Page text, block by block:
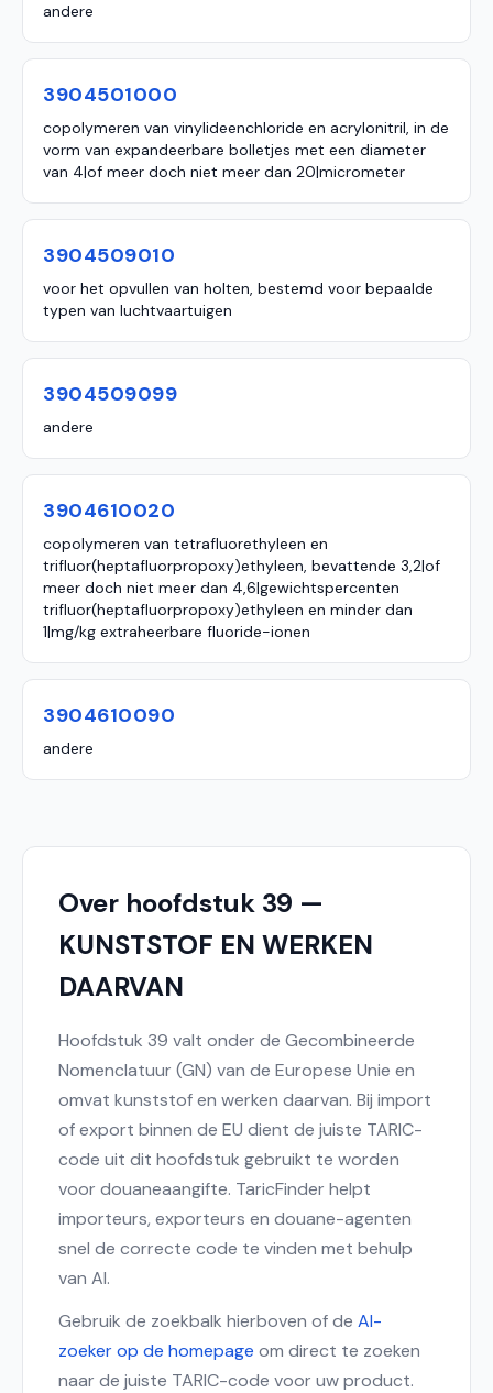
andere
3904501000
copolymeren van vinylideenchloride en acrylonitril, in de
vorm van expandeerbare bolletjes met een diameter
van 4|of meer doch niet meer dan 20|micrometer
3904509010
voor het opvullen van holten, bestemd voor bepaalde
typen van luchtvaartuigen
3904509099
andere
3904610020
copolymeren van tetrafluorethyleen en
trifluor(heptafluorpropoxy)ethyleen, bevattende 3,2|of
meer doch niet meer dan 4,6|gewichtspercenten
trifluor(heptafluorpropoxy)ethyleen en minder dan
1|mg/kg extraheerbare fluoride-ionen
3904610090
andere
Over hoofdstuk 39 —
KUNSTSTOF EN WERKEN
DAARVAN
Hoofdstuk 39 valt onder de Gecombineerde
Nomenclatuur (GN) van de Europese Unie en
omvat kunststof en werken daarvan. Bij import
of export binnen de EU dient de juiste TARIC-
code uit dit hoofdstuk gebruikt te worden
voor douaneaangifte. TaricFinder helpt
importeurs, exporteurs en douane-agenten
snel de correcte code te vinden met behulp
van AI.
Gebruik de zoekbalk hierboven of de AI-
zoeker op de homepage om direct te zoeken
naar de juiste TARIC-code voor uw product.